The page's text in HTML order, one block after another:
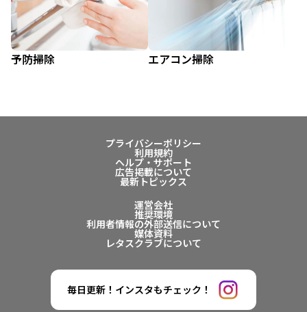
予防掃除 エアコン掃除
プライバシーポリシー
利用規約
ヘルプ・サポート
広告掲載について
最新トピックス
運営会社
推奨環境
利用者情報の外部送信について
媒体資料
レタスクラブについて
毎日更新！インスタもチェック！